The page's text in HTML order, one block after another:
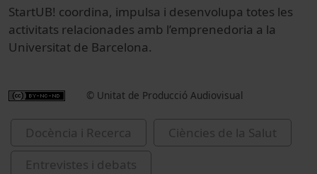
StartUB! coordina, impulsa i desenvolupa totes les
activitats relacionades amb l’emprenedoria a la
Universitat de Barcelona.
© Unitat de Producció Audiovisual
Docència i Recerca
Ciències de la Salut
Entrevistes i debats